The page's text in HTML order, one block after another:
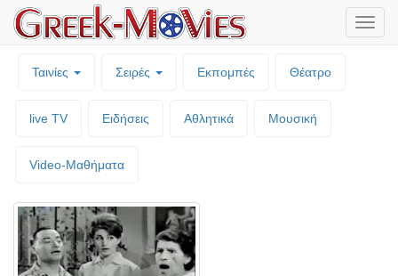
Ταινίες Σειρές Εκπομπές Θέατρο
live TV Ειδήσεις Αθλητικά Μουσική
Video-Mαθήματα